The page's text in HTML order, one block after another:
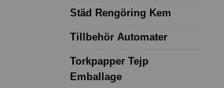
Städ Rengöring Kem
Tillbehör Automater
Torkpapper Tejp
Emballage